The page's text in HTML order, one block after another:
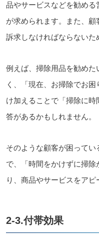
品やサービスなどを勧め
が求められます。また、
訴求しなければならないた
例えば、掃除用品を勧め
く、「現在、お掃除でお
け加えることで「掃除に
答があるかもしれません。
そのような顧客が困って
で、「時間をかけずに掃
り、商品やサービスをアピ
2-3.付帯効果